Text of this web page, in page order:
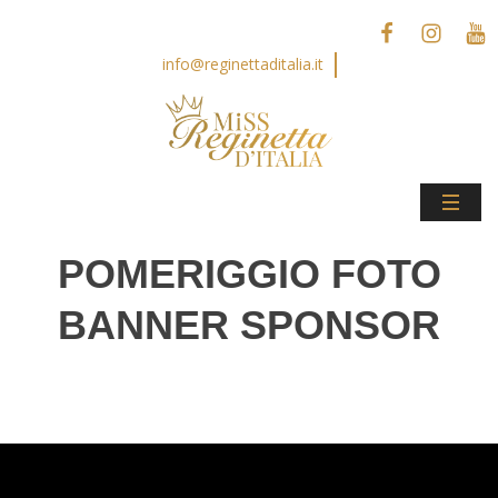
info@reginettaditalia.it
POMERIGGIO FOTO
BANNER SPONSOR